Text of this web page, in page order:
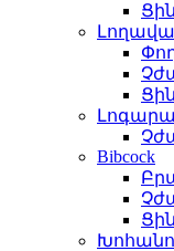
Bibcock